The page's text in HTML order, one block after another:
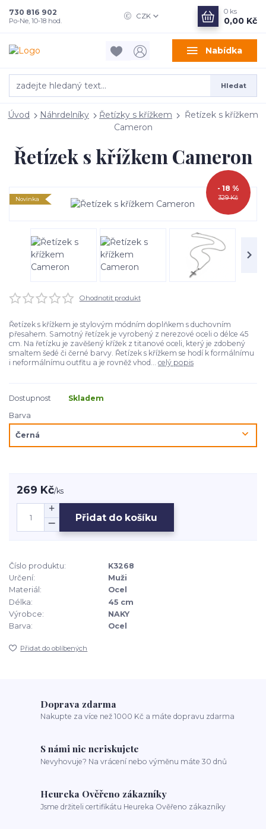
Nabídka
CZK
Hledat
730 816 902
Po-Ne, 10-18 hod.
0 ks
0,00 Kč
Úvod Náhrdelníky Řetízky s křížkem
Řetízek s křížkem
Cameron
Řetízek s křížkem Cameron
Novinka 329 Kč
- 18 %
Ohodnotit produkt
Řetízek s křížkem je stylovým módním doplňkem s duchovním
přesahem. Samotný řetízek je vyrobený z nerezové oceli o délce 45
cm. Na řetízku je zavěšený křížek z titanové oceli, který je zdobený
smaltem šedé či černé barvy. Řetízek s křížkem se hodí k formálnímu
i neformálnímu outfitu a je rovněž vhod... celý popis
Dostupnost
Skladem
Barva
269 Kč/ks
Přidat do košíku
Číslo produktu:
K3268
Určení:
Muži
Materiál:
Ocel
Délka:
45 cm
Výrobce:
NAKY
Barva:
Ocel
Přidat do oblíbených
Doprava zdarma
Nakupte za více než 1000 Kč a máte dopravu zdarma
S námi nic neriskujete
Nevyhovuje? Na vrácení nebo výměnu máte 30 dnů
Heureka Ověřeno zákazníky
Jsme držiteli certifikátu Heureka Ověřeno zákazníky